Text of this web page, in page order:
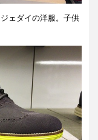
ェダイの洋服。子供